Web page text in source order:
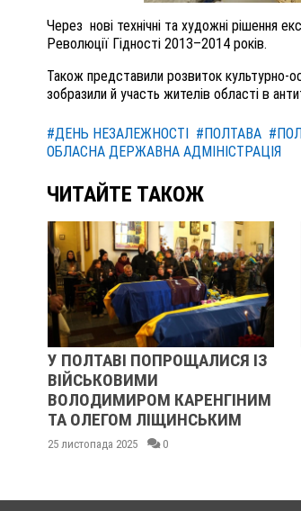
Через нові технічні та художні рішення
Революції Гідності 2013–2014 років.
Також представили розвиток культурно-
зобразили й участь жителів області в
#ДЕНЬ НЕЗАЛЕЖНОСТІ #ПОЛТАВА
ОБЛАСНА ДЕРЖАВНА АДМІНІСТРАЦІЯ
ЧИТАЙТЕ ТАКОЖ
ПОПРОЩАЛИСЯ ІЗ
КАРЕНГІНИМ
ЛІЩИНСЬКИМ
2025 0
У
24 листопада